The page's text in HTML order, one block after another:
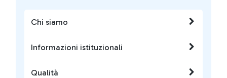
Chi siamo
Informazioni istituzionali
Qualità